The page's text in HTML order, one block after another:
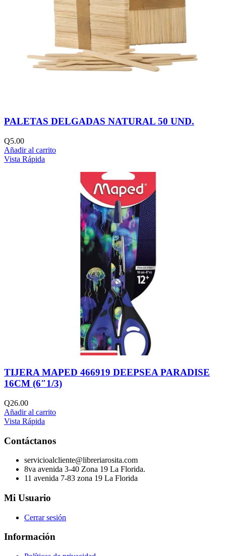
PALETAS DELGADAS NATURAL 50 UND.
Q5.00
Añadir al carrito
Vista Rápida
TIJERA MAPED 466919 DEEPSEA PARADISE
16CM (6″1/3)
Q26.00
Añadir al carrito
Vista Rápida
Contáctanos
servicioalcliente@libreriarosita.com
8va avenida 3-40 Zona 19 La Florida.
11 avenida 7-83 zona 19 La Florida
Mi Usuario
Cerrar sesión
Información